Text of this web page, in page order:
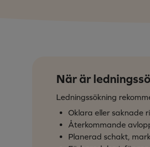
När är
Ledningssökning
Oklara eller saknade
Återkommande
Planerad schakt,